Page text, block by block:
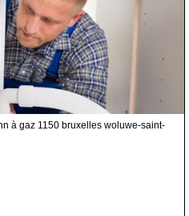
à gaz 1150 bruxelles woluwe-saint-